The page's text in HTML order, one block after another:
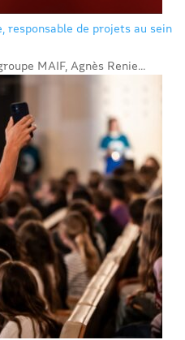
responsable de projets au sein
MAIF, Agnès Renie...